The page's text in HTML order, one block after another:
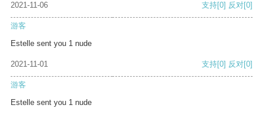
2021-11-06 支持[0] 反对[0]
游客
Estelle sent you 1 nude
2021-11-01 支持[0] 反对[0]
游客
Estelle sent you 1 nude